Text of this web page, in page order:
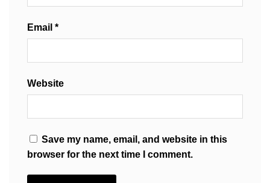
Email *
Website
Save my name, email, and website in this
browser for the next time I comment.